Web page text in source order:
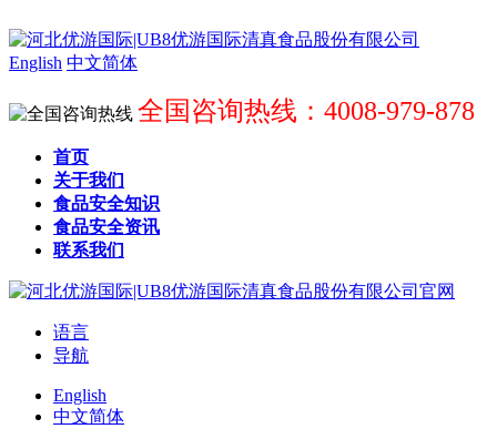
English 中文简体
全国咨询热线：4008-979-878
首页
关于我们
食品安全知识
食品安全资讯
联系我们
语言
导航
English
中文简体